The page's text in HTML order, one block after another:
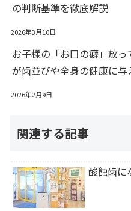
の判断基準を徹底解説
2026年3月10日
お子様の「お口の癖」放
が歯並びや全身の健康に
2026年2月9日
関連する記事
酸蝕歯に